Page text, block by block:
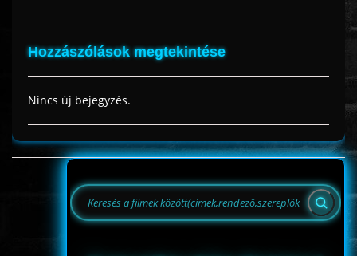
Hozzászólások megtekintése
Nincs új bejegyzés.